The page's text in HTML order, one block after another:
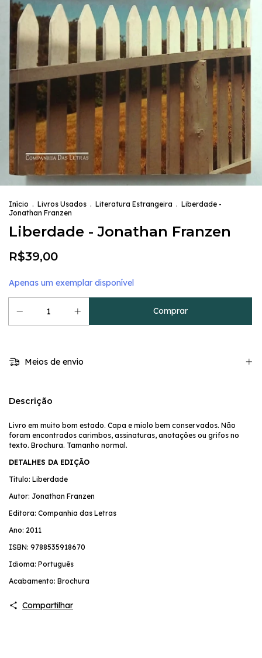
Início . Livros Usados . Literatura Estrangeira . Liberdade -
Jonathan Franzen
Liberdade - Jonathan Franzen
R$39,00
Apenas um exemplar disponível
Meios de envio
Descrição
Livro em muito bom estado. Capa e miolo bem conservados. Não
foram encontrados carimbos, assinaturas, anotações ou grifos no
texto. Brochura. Tamanho normal.
DETALHES DA EDIÇÃO
Título: Liberdade
Autor: Jonathan Franzen
Editora: Companhia das Letras
Ano: 2011
ISBN: 9788535918670
Idioma: Português
Acabamento: Brochura
Compartilhar